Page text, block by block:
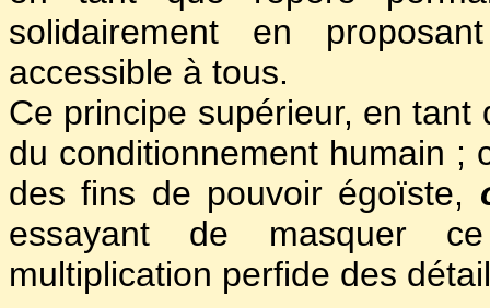
solidairement en
accessible à tous.
Ce principe supérieur, en
du conditionnement humain ;
des fins de pouvoir égoïste,
essayant de masquer
multiplication perfide des